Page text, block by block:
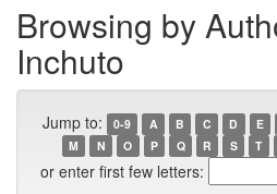
Browsing by
Inchuto
Jump to: 0-9 A B C D E
M
N O P Q R S T
or enter first few letters: